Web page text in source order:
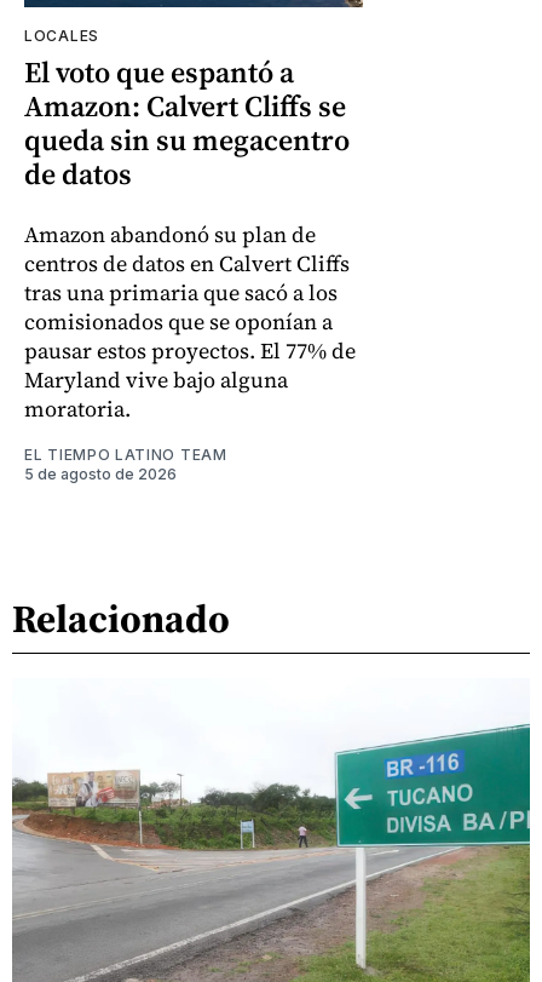
LOCALES
El voto que espantó a
Amazon: Calvert Cliffs se
queda sin su megacentro
de datos
Amazon abandonó su plan de
centros de datos en Calvert Cliffs
tras una primaria que sacó a los
comisionados que se oponían a
pausar estos proyectos. El 77% de
Maryland vive bajo alguna
moratoria.
EL TIEMPO LATINO TEAM
5 de agosto de 2026
Relacionado